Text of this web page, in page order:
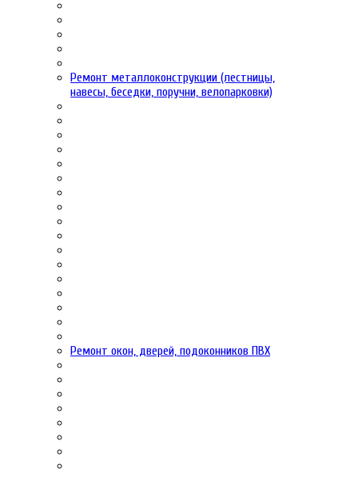
Ремонт металлоконструкции (лестницы,
навесы, беседки, поручни, велопарковки)
Ремонт окон, дверей, подоконников ПВХ